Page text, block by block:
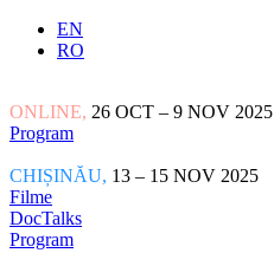
EN
RO
ONLINE, 26 OCT – 9 NOV 2025
Program
CHIȘINĂU, 13 – 15 NOV 2025
Filme
DocTalks
Program